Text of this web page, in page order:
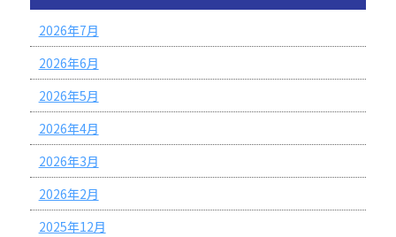
2026年7月
2026年6月
2026年5月
2026年4月
2026年3月
2026年2月
2025年12月